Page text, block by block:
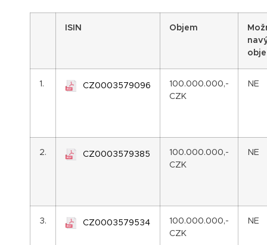
SIN Objem
1. CZ0003579096
100.000.000,-
CZK
NE
2. CZ0003579385
100.000.000,-
CZK
NE
3. CZ0003579534
100.000.000,-
CZK
NE